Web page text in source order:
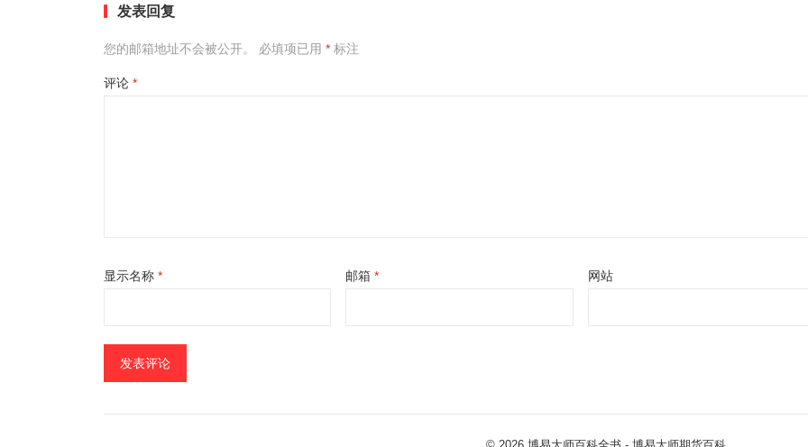
发表回复
您的邮箱地址不会被公开。 必填项已用 *标注
评论 *
显示名称 * 邮箱* 网站